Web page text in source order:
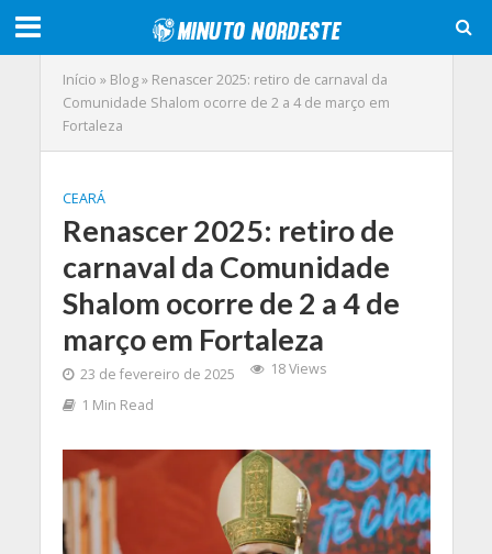
Início » Blog» Renascer 2025: retiro de carnaval da
Comunidade Shalom ocorre de 2 a 4 de março em
Fortaleza
CEARÁ
Renascer 2025: retiro de
carnaval da Comunidade
Shalom ocorre de 2 a 4 de
março em Fortaleza
23 de fevereiro de 2025
18 Views
1 Min Read